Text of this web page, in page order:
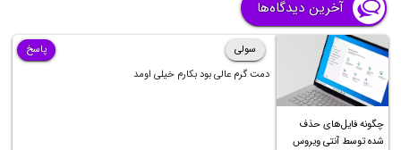
آخرین دیدگاه‌ها
چگونه فایل‌های حذف
شده توسط آنتی ویروس
سولی
دمت گرم عالی بود بکارم خیلی اومد
پاسخ